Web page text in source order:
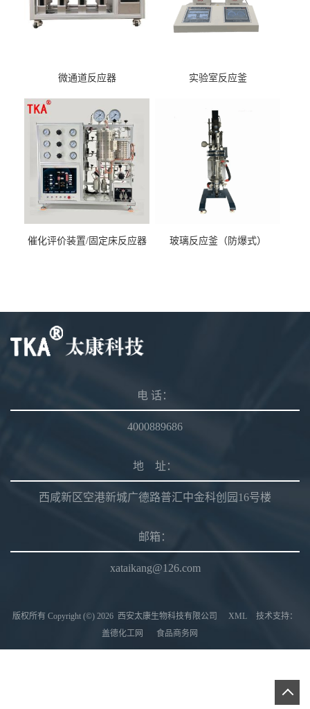
微通道反应器 实验室反应釜
催化评价装置/固定床反应器 玻璃反应釜（防爆式）
电 话：
4000889686
地 址：
西咸新区空港新城广德路普汇中金科创园16号楼
邮箱：
xataikang@126.com
版权所有 Copyright (©) 2026 西安太康生物科技有限公司 XML
技术支持：
盖德化工网
食品商务网